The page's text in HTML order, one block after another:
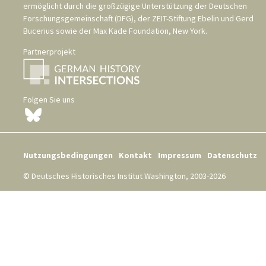
ermöglicht durch die großzügige Unterstützung der Deutschen
Forschungsgemeinschaft (DFG), der ZEIT-Stiftung Ebelin und Gerd
Bucerius sowie der Max Kade Foundation, New York.
Partnerprojekt
Folgen Sie uns
Nutzungsbedingungen Kontakt Impressum
Datenschutz
© Deutsches Historisches Institut Washington, 2003-2026